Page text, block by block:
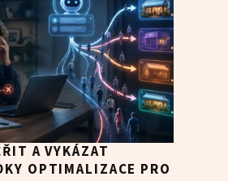
A VYKÁZAT
OPTIMALIZACE PRO